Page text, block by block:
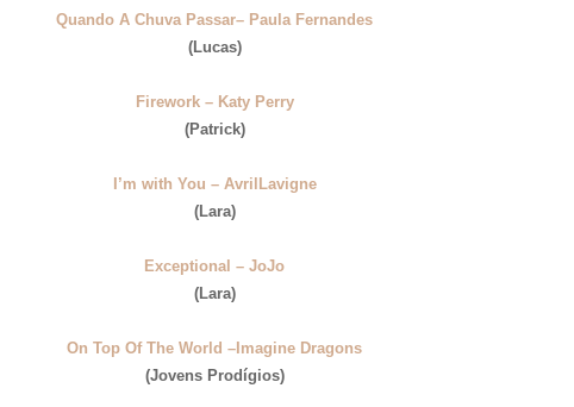
Quando A Chuva Passar– Paula Fernandes
(Lucas)
Firework – Katy Perry
(Patrick)
I’m with You – AvrilLavigne
(Lara)
Exceptional – JoJo
(Lara)
On Top Of The World –Imagine Dragons
(Jovens Prodígios)